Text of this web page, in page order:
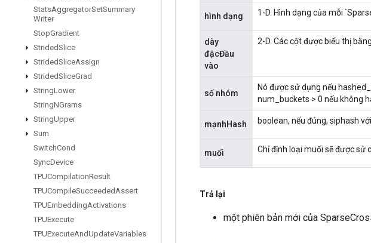
StatsAggregatorSetSummary
Writer
StopGradient
StridedSlice
StridedSliceAssign
StridedSliceGrad
StringLower
StringNGrams
StringUpper
Sum
SwitchCond
SyncDevice
TPUCompilationResult
TPUCompileSucceededAssert
TPUEmbeddingActivations
TPUExecute
TPUExecuteAndUpdateVariables
hình dạng 1-D. Hình dạng của mỗi
dày
đặcĐầu
vào
2-D. Các cột được biểu thị
số nhóm
Nó được sử dụng nếu
num_buckets > 0 nếu không
mạnhHash boolean, nếu đúng, siphash
muối Chỉ định loại muối sẽ được sử
Trả lại
một phiên bản mới của